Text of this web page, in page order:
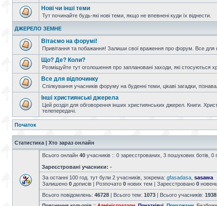
Нові чи інші теми
Тут починайте будь-які нові теми, якщо не впевнені куди їх віднести.
ДЖЕРЕЛО ЗЕМНЕ
Вітаємо на форумі!
Привітання та побажання! Залиши свої враження про форум. Все для
Що? Де? Коли?
Розміщуйте тут оголошення про заплановані заходи, які стосуються
Все для відпочинку
Спілкування учасників форуму на буденні теми, цікаві загадки,
Інші християнські джерела
Цей розділ для обговорення інших християнських джерел. Книги.
телепередачі.
Початок
Статистика | Хто зараз онлайн
Всього онлайн 40 учасників :: 0 зареєстрованих, 3 пошукових ботів, 0
Зареєстровані учасники: -
За останні 100 год. тут були 2 учасників, зокрема: gfasadasa sasawa
Залишено 0 дописів | Розпочато 0 нових тем | Зареєстровано 0
Всього повідомлень: 46728 | Всього тем: 1073 | Всього учасників: 1938